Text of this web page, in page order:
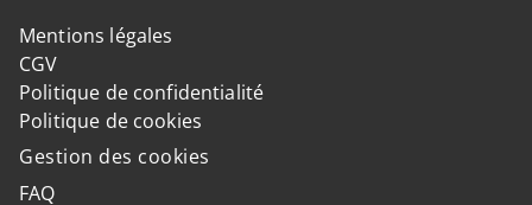
Mentions légales
CGV
Politique de confidentialité
Politique de cookies
Gestion des cookies
FAQ